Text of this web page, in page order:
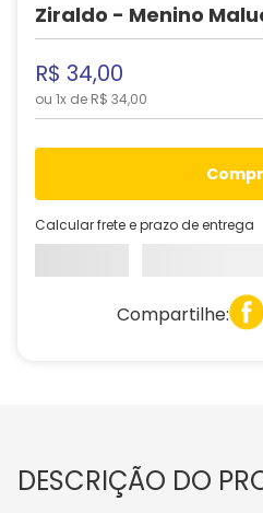
Ziraldo - Menino
R$ 34,00
ou 1x de R$ 34,00
Calcular frete e prazo de entrega
Compartilhe:
DESCRIÇÃO DO